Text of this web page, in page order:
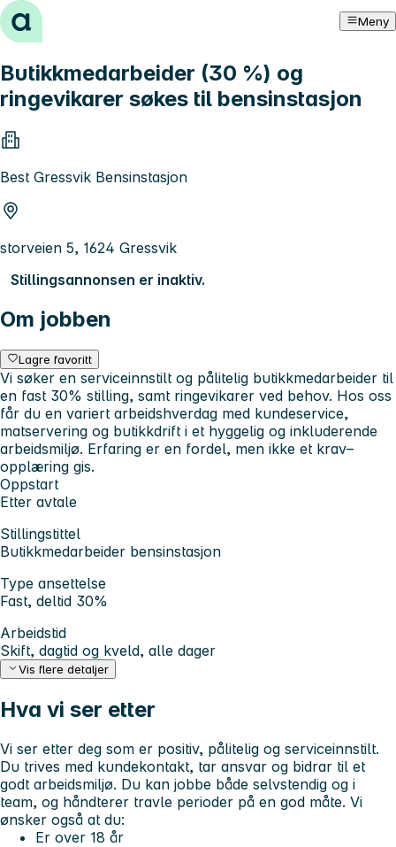
Hopp til innhold Meny
Butikkmedarbeider (30 %) og
ringevikarer søkes til bensinstasjon
Best Gressvik Bensinstasjon
storveien 5, 1624 Gressvik
Stillingsannonsen er inaktiv.
Om jobben
Lagre favoritt
Vi søker en serviceinnstilt og pålitelig butikkmedarbeider til
en fast 30% stilling, samt ringevikarer ved behov. Hos oss
får du en variert arbeidshverdag med kundeservice,
matservering og butikkdrift i et hyggelig og inkluderende
arbeidsmiljø. Erfaring er en fordel, men ikke et krav–
opplæring gis.
Oppstart
Etter avtale
Stillingstittel
Butikkmedarbeider bensinstasjon
Type ansettelse
Fast, deltid 30%
Arbeidstid
Skift, dagtid og kveld, alle dager
Vis flere detaljer
Hva vi ser etter
Vi ser etter deg som er positiv, pålitelig og serviceinnstilt.
Du trives med kundekontakt, tar ansvar og bidrar til et
godt arbeidsmiljø. Du kan jobbe både selvstendig og i
team, og håndterer travle perioder på en god måte. Vi
ønsker også at du:
Er over 18 år